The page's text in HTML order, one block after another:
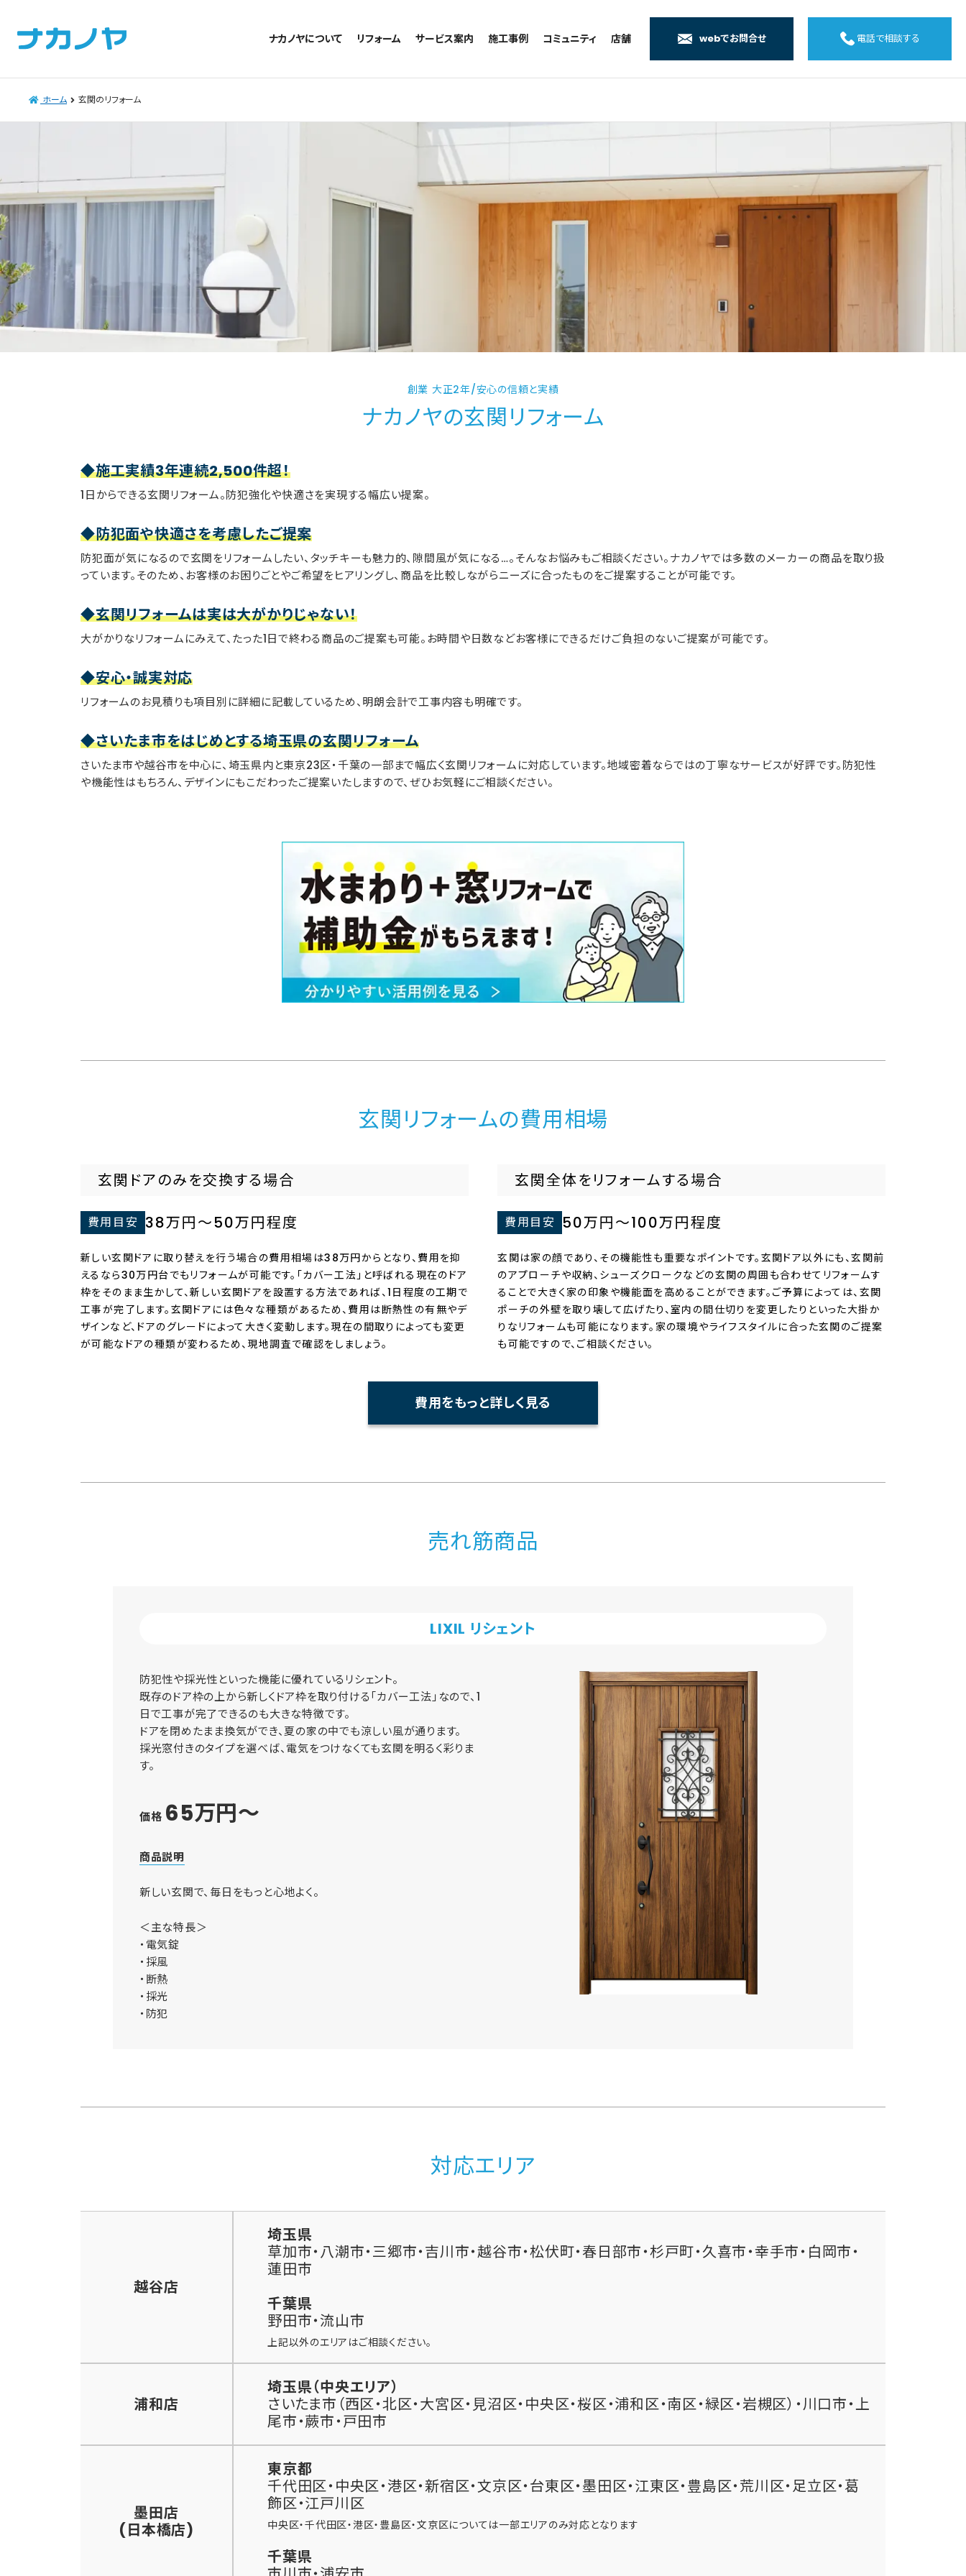
ナカノヤについて リフォーム
お風呂のリフォーム
洗面台のリフォーム
リノベーション
水回りのリフォーム
外壁のリフォーム
サービス案内
相談室・よくある質問
施工事例
トイレの施工事例
キッチンの施工事例
コミュニティ
アルブル通信
ブログ
店舗
墨田店
webでお問合せ 電話で相談する
ホーム 玄関のリフォーム
創業 大正2年/安心の信頼と実績
ナカノヤの玄関リフォーム
◆施工実績3年連続2,500件超！
1日からできる玄関リフォーム。防犯強化や快適さを実現する幅広い提案。
◆防犯面や快適さを考慮したご提案
防犯面が気になるので玄関をリフォームしたい、タッチキーも魅力的、隙間風が気になる…。そんなお悩みもご相談ください。ナカノヤでは多数のメーカーの商品を取り扱
っています。そのため、お客様のお困りごとやご希望をヒアリングし、商品を比較しながらニーズに合ったものをご提案することが可能です。
◆玄関リフォームは実は大がかりじゃない！
大がかりなリフォームにみえて、たった1日で終わる商品のご提案も可能。お時間や日数などお客様にできるだけご負担のないご提案が可能です。
◆安心・誠実対応
リフォームのお見積りも項目別に詳細に記載しているため、明朗会計で工事内容も明確です。
◆さいたま市をはじめとする埼玉県の玄関リフォーム
さいたま市や越谷市を中心に、埼玉県内と東京23区・千葉の一部まで幅広く玄関リフォームに対応しています。地域密着ならではの丁寧なサービスが好評です。防犯性
や機能性はもちろん、デザインにもこだわったご提案いたしますので、ぜひお気軽にご相談ください。
玄関リフォームの費用相場
玄関ドアのみを交換する場合
費用目安 38万円～50万円程度
新しい玄関ドアに取り替えを行う場合の費用相場は38万円からとなり、費用を抑
えるなら30万円台でもリフォームが可能です。「カバー工法」と呼ばれる現在のドア
枠をそのまま生かして、新しい玄関ドアを設置する方法であれば、1日程度の工期で
工事が完了します。玄関ドアには色々な種類があるため、費用は断熱性の有無やデ
ザインなど、ドアのグレードによって大きく変動します。現在の間取りによっても変更
が可能なドアの種類が変わるため、現地調査で確認をしましょう。
玄関全体をリフォームする場合
費用目安 50万円〜100万円程度
玄関は家の顔であり、その機能性も重要なポイントです。玄関ドア以外にも、玄関前
のアプローチや収納、シューズクロークなどの玄関の周囲も合わせてリフォームす
ることで大きく家の印象や機能面を高めることができます。ご予算によっては、玄関
ポーチの外壁を取り壊して広げたり、室内の間仕切りを変更したりといった大掛か
りなリフォームも可能になります。家の環境やライフスタイルに合った玄関のご提案
も可能ですので、ご相談ください。
費用をもっと詳しく見る
売れ筋商品
LIXIL リシェント
防犯性や採光性といった機能に優れているリシェント。
既存のドア枠の上から新しくドア枠を取り付ける「カバー工法」なので、1
日で工事が完了できるのも大きな特徴です。
ドアを閉めたまま換気ができ、夏の家の中でも涼しい風が通ります。
採光窓付きのタイプを選べば、電気をつけなくても玄関を明るく彩りま
す。
価格 65万円～
商品説明
新しい玄関で、毎日をもっと心地よく。
＜主な特長＞
・電気錠
・採風
・断熱
・採光
・防犯
対応エリア
越谷店
埼玉県
草加市・八潮市・三郷市・吉川市・越谷市・松伏町・春日部市・杉戸町・久喜市・幸手市・白岡市・
蓮田市
千葉県
野田市・流山市
上記以外のエリアはご相談ください。
浦和店
埼玉県（中央エリア）
さいたま市（西区・北区・大宮区・見沼区・中央区・桜区・浦和区・南区・緑区・岩槻区）・川口市・上
尾市・蕨市・戸田市
墨田店
(日本橋店)
東京都
千代田区・中央区・港区・新宿区・文京区・台東区・墨田区・江東区・豊島区・荒川区・足立区・葛
飾区・江戸川区
中央区・千代田区・港区・豊島区・文京区については一部エリアのみ対応となります
千葉県